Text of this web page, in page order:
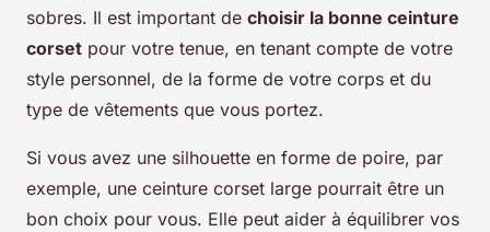
sobres. Il est important de choisir la bonne ceinture
corset pour votre tenue, en tenant compte de votre
style personnel, de la forme de votre corps et du
type de vêtements que vous portez.
Si vous avez une silhouette en forme de poire, par
exemple, une ceinture corset large pourrait être un
bon choix pour vous. Elle peut aider à équilibrer vos